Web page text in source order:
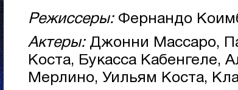
Режиссеры:Фернандо
Актеры:Джонни Массаро,
Коста, Букасса Кабенгеле,
Мерлино, Уильям Коста,